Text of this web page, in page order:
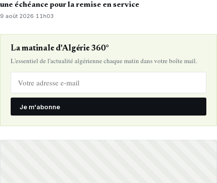
une échéance pour la remise en service
9 août 2026· 11h03
La matinale d'Algérie 360°
L'essentiel de l'actualité algérienne chaque matin dans votre boîte mail.
Je m'abonne